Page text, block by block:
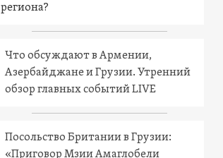
региона?
Что обсуждают в Армении,
Азербайджане и Грузии. Утренний
обзор главных событий LIVE
Посольство Британии в Грузии:
«Приговор Мзии Амаглобели